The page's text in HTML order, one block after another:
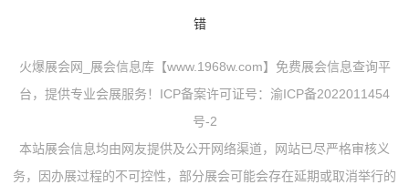
错
火爆展会网_展会信息库【www.1968w.com】免费展会信息查询平
台，提供专业会展服务！ICP备案许可证号： 渝ICP备2022011454
号-2
本站展会信息均由网友提供及公开网络渠道，网站已尽严格审核义
务，因办展过程的不可控性，部分展会可能会存在延期或取消举行的